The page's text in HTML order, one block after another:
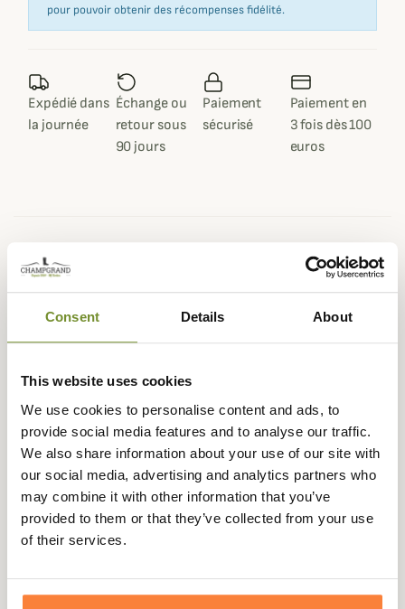
Consent Details About
This website uses cookies
We use cookies to personalise content and ads, to
provide social media features and to analyse our traffic.
We also share information about your use of our site with
our social media, advertising and analytics partners who
may combine it with other information that you’ve
provided to them or that they’ve collected from your use
of their services.
pour pouvoir obtenir des récompenses fidélité.
Expédié dans
la journée
Échange ou
retour sous
90 jours
Paiement
sécurisé
Paiement en
3 fois dès 100
euros
Description
pibole de chasse avec ce modèle de 40cm gainée cuir
Xavier de la marque Club Interchasse qui plaira aux
permet de produire un son clair et puissant. Cela vous
permettra d'être entendu de loin, même en sous-bois. La
tonalité de cette pibole de 40 cm sera assez grave. Le
pipet est dévissable.
Entièrement gainée de cuir à l'exception du pavillon,
cette pibole Xavier Club Interchasse est plus discrète et
permet également de protéger votre tenue d'une
éventuelle décoloration provoquée par les produits de